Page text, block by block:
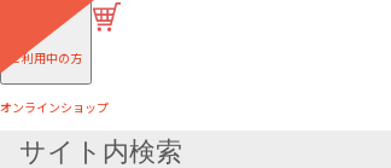
ご利用中の方
オンラインショップ